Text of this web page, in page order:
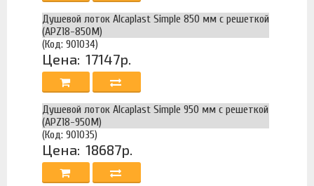
Душевой лоток Alcaplast Simple 850 мм с решеткой
(APZ18-850M)
(Код: 901034)
Цена: 17147р.
Душевой лоток Alcaplast Simple 950 мм с решеткой
(APZ18-950M)
(Код: 901035)
Цена: 18687р.